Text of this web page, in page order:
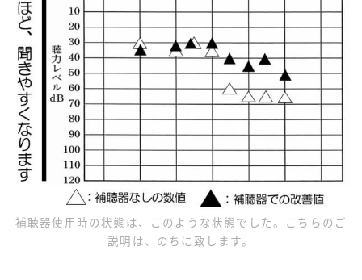
補聴器使用時の状態は、このような状態でした。こちらのご
説明は、のちに致します。